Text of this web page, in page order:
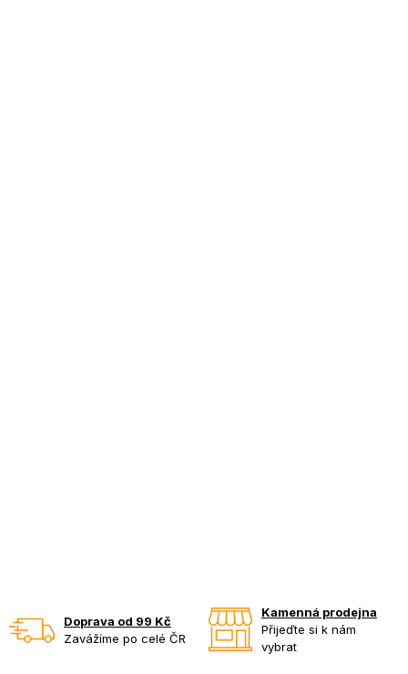
Doprava od 99 Kč
Zavážíme po celé ČR
Kamenná prodejna
Přijeďte si k nám
vybrat